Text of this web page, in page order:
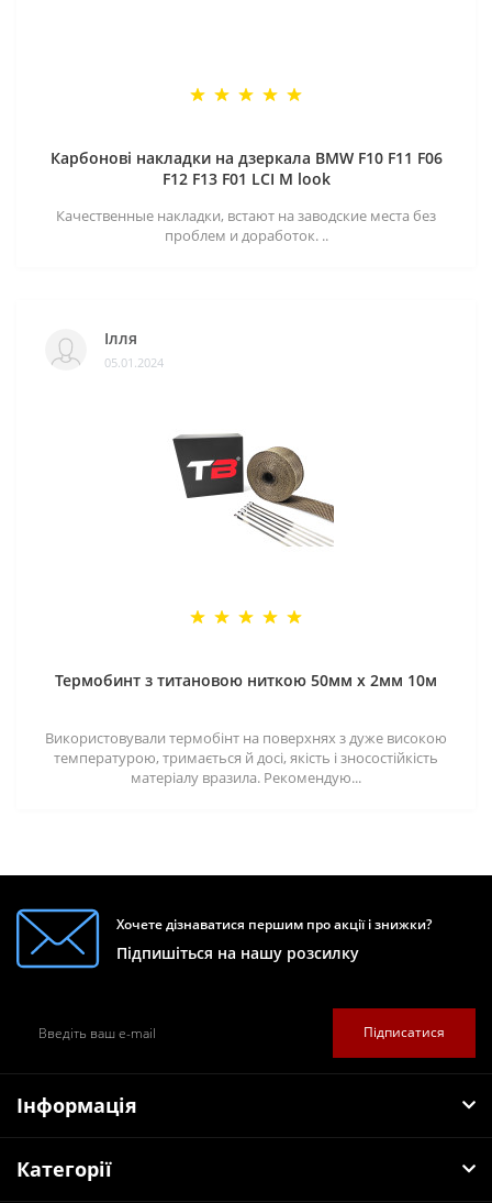
Карбонові накладки на дзеркала BMW F10 F11 F06
F12 F13 F01 LCI M look
Качественные накладки, встают на заводские места без
проблем и доработок. ..
Ілля
05.01.2024
Термобинт з титановою ниткою 50мм х 2мм 10м
Використовували термобінт на поверхнях з дуже високою
температурою, тримається й досі, якість і зносостійкість
матеріалу вразила. Рекомендую...
Хочете дізнаватися першим про акції і знижки?
Підпишіться на нашу розсилку
Підписатися
Інформація
Категорії